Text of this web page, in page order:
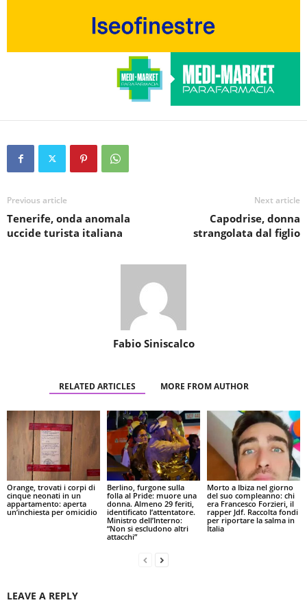
Previous article
Tenerife, onda anomala
uccide turista italiana
Next article
Capodrise, donna
strangolata dal figlio
Fabio Siniscalco
RELATED ARTICLES MORE FROM AUTHOR
Orange, trovati i corpi di
cinque neonati in un
appartamento: aperta
un’inchiesta per omicidio
Berlino, furgone sulla
folla al Pride: muore una
donna. Almeno 29 feriti,
identificato l’attentatore.
Ministro dell’Interno:
“Non si escludono altri
attacchi”
Morto a Ibiza nel giorno
del suo compleanno: chi
era Francesco Forzieri, il
rapper Jdf. Raccolta fondi
per riportare la salma in
Italia
LEAVE A REPLY